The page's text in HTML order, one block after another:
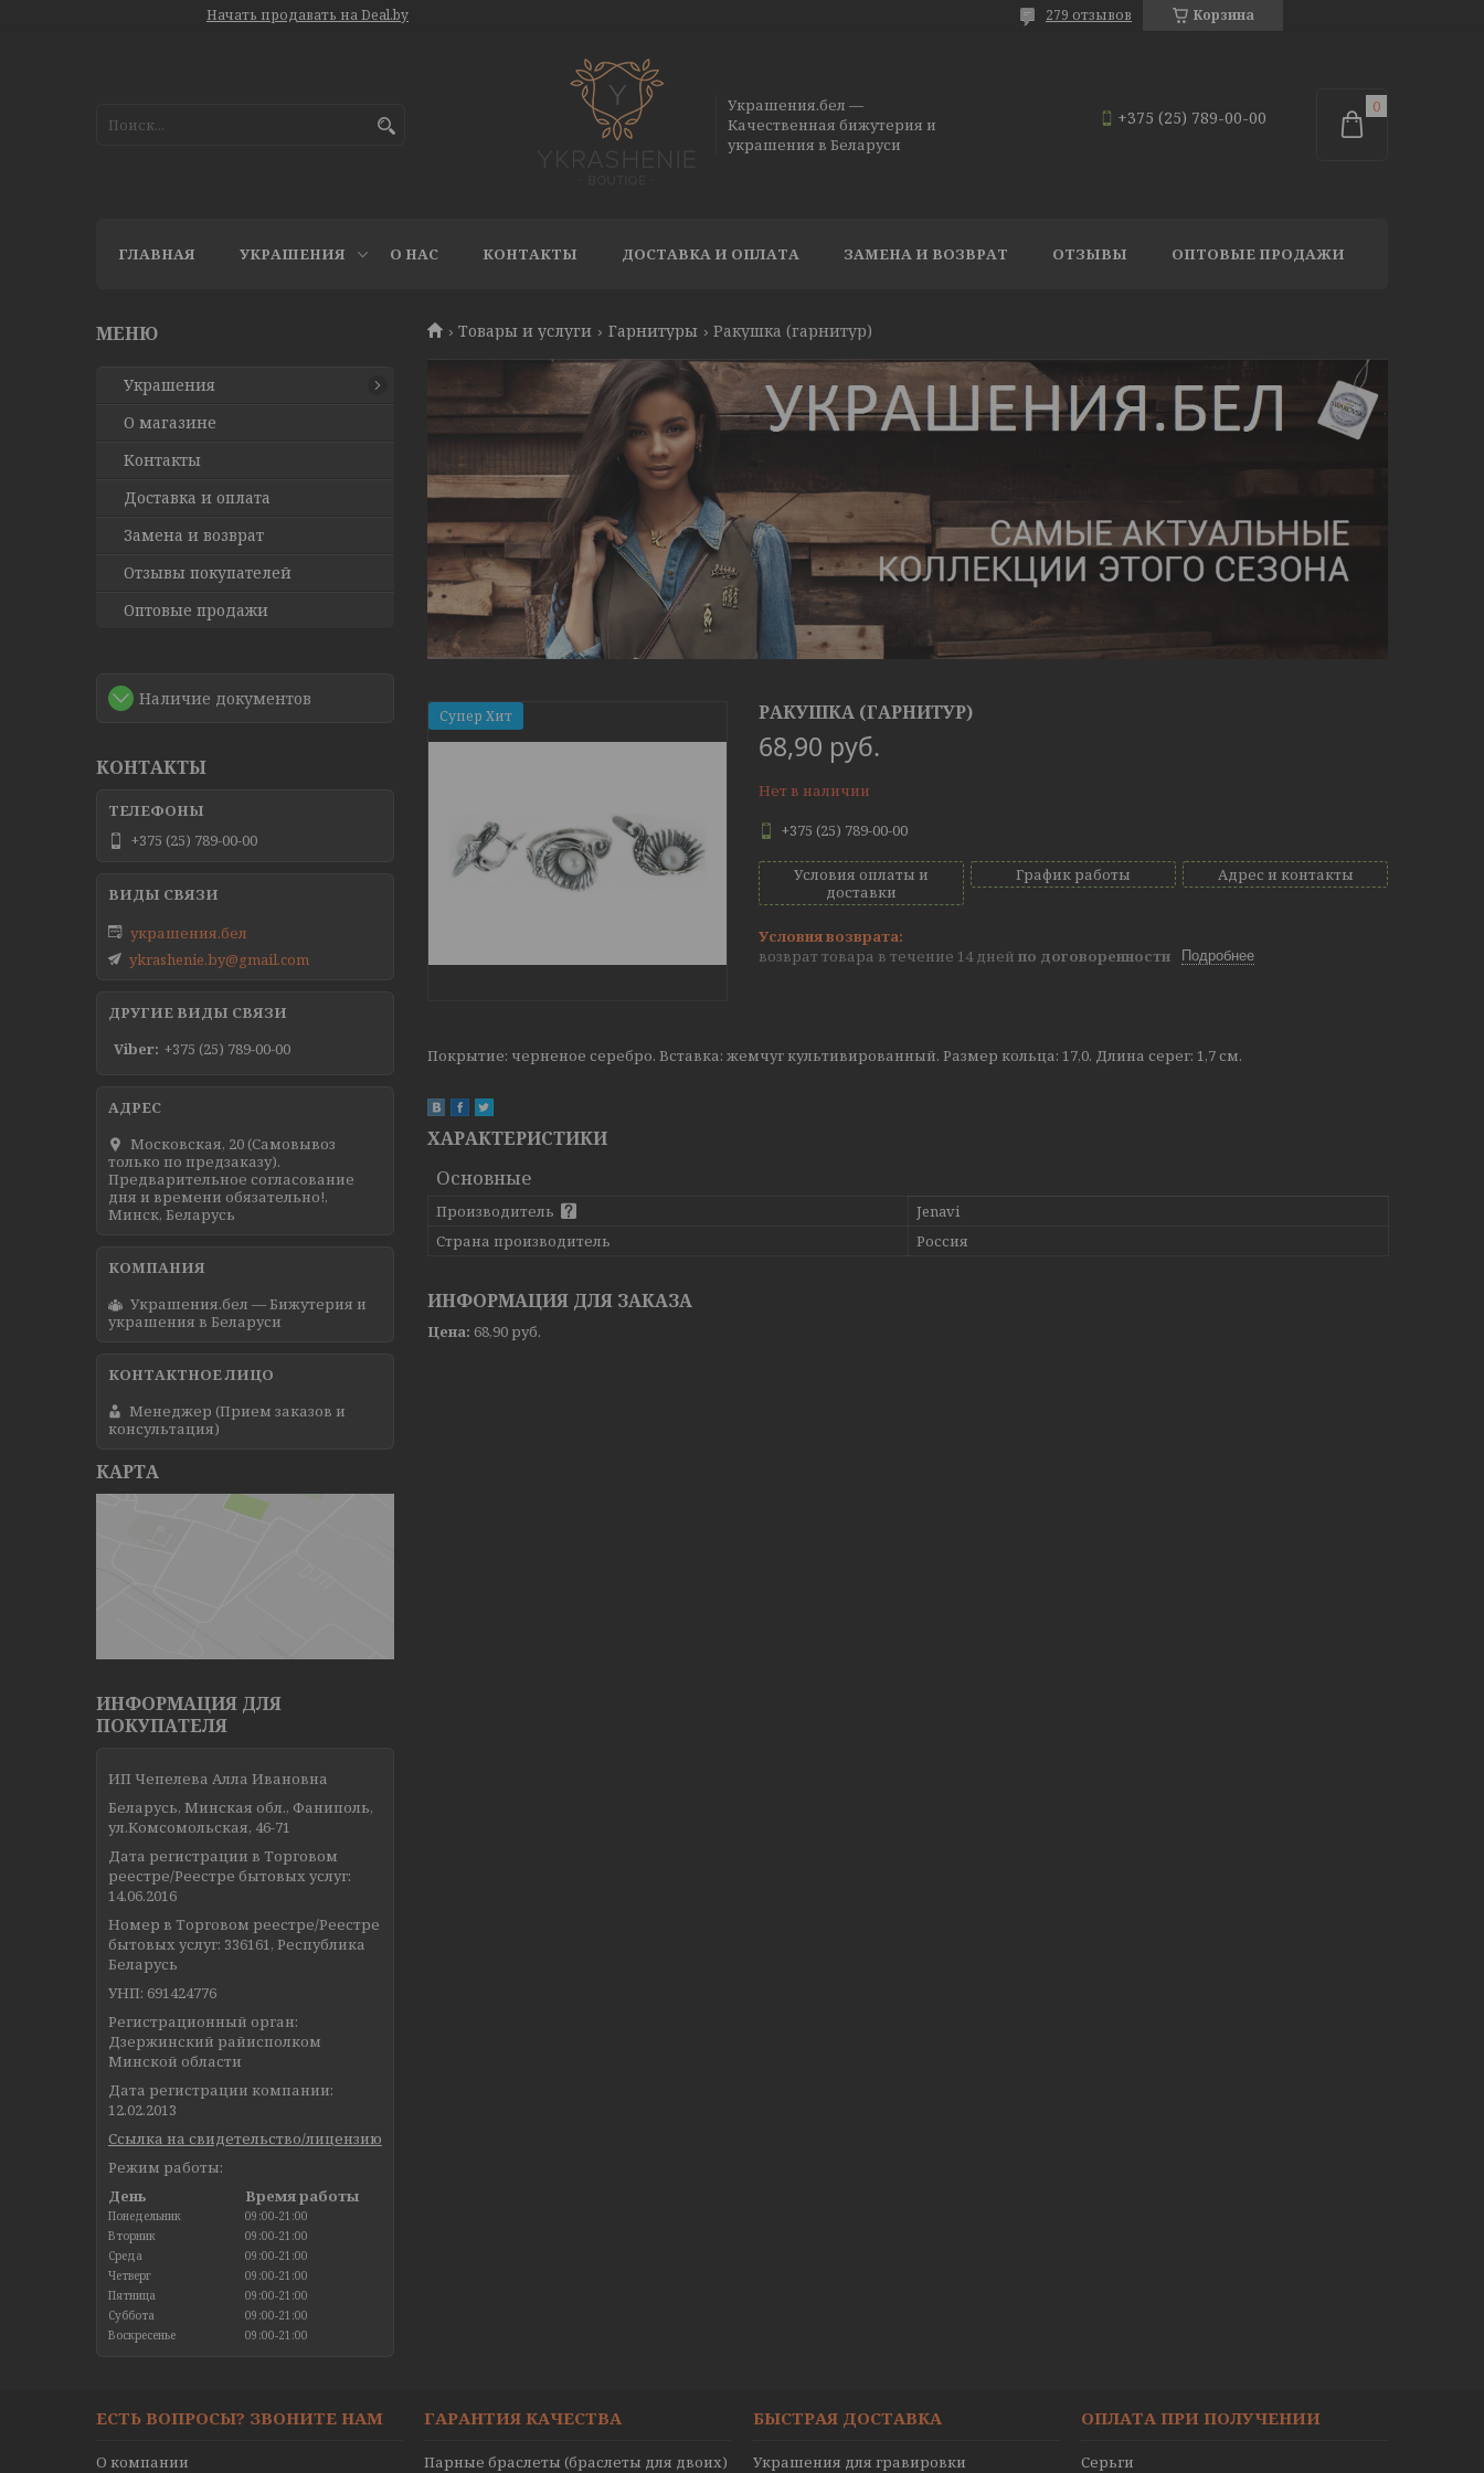
Начать продавать на Deal.by Корзина
279 отзывов
Украшения.бел —
Качественная бижутерия и
украшения в Беларуси
+375 (25) 789-00-00
ГЛАВНАЯ УКРАШЕНИЯ О НАС КОНТАКТЫ ДОСТАВКА И ОПЛАТА ЗАМЕНА И ВОЗВРАТ ОТЗЫВЫ ОПТОВЫЕ ПРОДАЖИ
Товары и услуги Гарнитуры Ракушка (гарнитур)
Супер Хит РАКУШКА (ГАРНИТУР)
68,90 руб.
Нет в наличии
+375 (25) 789-00-00
Условия оплаты и
доставки
График работы Адрес и контакты
возврат товара в течение 14 дней по договоренности Подробнее
Покрытие: черненое серебро. Вставка: жемчуг культивированный. Размер кольца: 17,0. Длина серег: 1,7 см.
ХАРАКТЕРИСТИКИ
Основные
Производитель
Jenavi
Страна производитель
Россия
ИНФОРМАЦИЯ ДЛЯ ЗАКАЗА
Цена: 68,90 руб.
Украшения
О магазине
Контакты
Доставка и оплата
Замена и возврат
Отзывы покупателей
Оптовые продажи
Наличие документов
КОНТАКТЫ
+375 (25) 789-00-00
украшения.бел
ykrashenie.by@gmail.com
ДРУГИЕ ВИДЫ СВЯЗИ
Viber +375 (25) 789-00-00
Московская, 20 (Самовывоз
только по предзаказу).
Предварительное согласование
дня и времени обязательно!,
Минск, Беларусь
Украшения.бел — Бижутерия и
украшения в Беларуси
Менеджер (Прием заказов и
консультация)
КАРТА
ИНФОРМАЦИЯ ДЛЯ
ПОКУПАТЕЛЯ
ИП Чепелева Алла Ивановна
Беларусь, Минская обл., Фаниполь,
ул.Комсомольская, 46-71
Дата регистрации в Торговом
реестре/Реестре бытовых услуг:
14.06.2016
Номер в Торговом реестре/Реестре
бытовых услуг: 336161, Республика
Беларусь
УНП: 691424776
Регистрационный орган:
Дзержинский райисполком
Минской области
Дата регистрации компании:
12.02.2013
Ссылка на свидетельство/лицензию
Режим работы:
День
Время работы
Понедельник
09:00-21:00
Вторник
09:00-21:00
Среда
09:00-21:00
Четверг
09:00-21:00
Пятница
09:00-21:00
Суббота
09:00-21:00
Воскресенье
09:00-21:00
ЕСТЬ ВОПРОСЫ? ЗВОНИТЕ НАМ
О компании
ГАРАНТИЯ КАЧЕСТВА
Парные браслеты (браслеты для двоих)
БЫСТРАЯ ДОСТАВКА
Украшения для гравировки
ОПЛАТА ПРИ ПОЛУЧЕНИИ
Серьги